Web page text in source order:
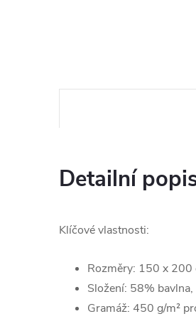
Detailní
Klíčové vlastnosti:
Rozměry: 150 x 200
Složení: 58%
Gramáž: 450 g/m²